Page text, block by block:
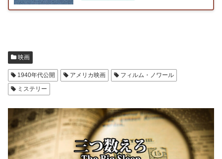
映画
1940年代公開 アメリカ映画
フィルム・ノワール
ミステリー